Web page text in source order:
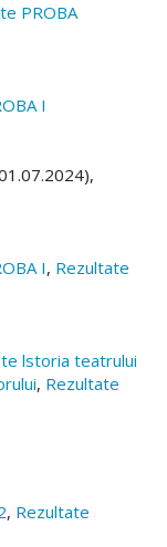
PROBA
I
I, Rezultate
lstoria teatrului
, Rezultate
, Rezultate